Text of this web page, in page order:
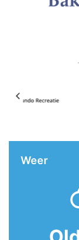
-
Weer